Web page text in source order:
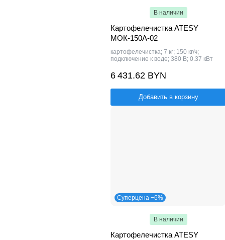
В наличии
Картофелечистка ATESY
МОК-150А-02
картофелечистка; 7 кг; 150 кг/ч;
подключение к воде; 380 В; 0.37 кВт
6 431.62 BYN
Добавить в корзину
Суперцена −6%
В наличии
Картофелечистка ATESY